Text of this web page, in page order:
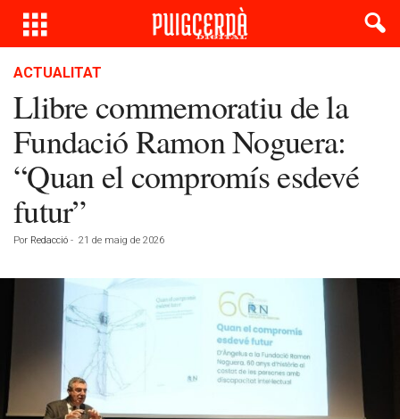
ACTUALITAT
Llibre commemoratiu de la
Fundació Ramon Noguera:
“Quan el compromís esdevé
futur”
Por Redacció - 21 de maig de 2026